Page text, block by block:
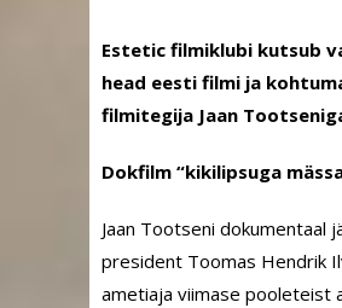
Estetic filmiklubi kutsub
head eesti filmi ja
filmitegija Jaan
Dokfilm “kikilipsuga
Jaan Tootseni dokumentaal
president Toomas Hendrik
ametiaja viimase pooleteist